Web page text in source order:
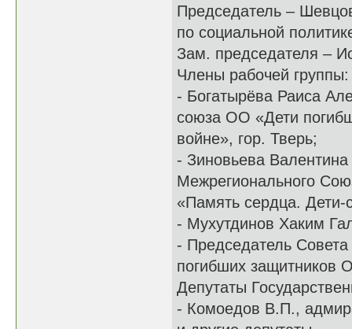
Председатель –
по социальной
Зам. председателя –
Члены рабочей группы:
- Богатырёва Раиса
союза ОО «Дети
войне», гор. Тверь;
- Зиновьева
Межрегионального
«Память сердца. Дети-
- Мухутдинов Хаким
- Председатель
погибших защитников
Депутаты
- Комоедов В.П.,